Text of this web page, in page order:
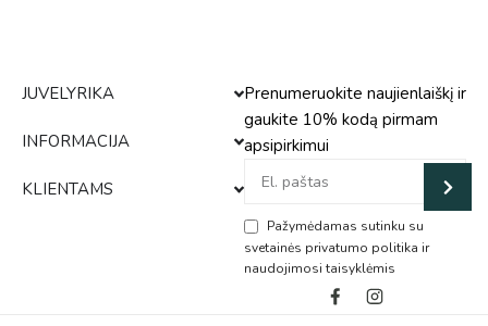
JUVELYRIKA
INFORMACIJA
KLIENTAMS
Prenumeruokite naujienlaiškį ir
gaukite 10% kodą pirmam
apsipirkimui
Pažymėdamas sutinku su
svetainės privatumo politika ir
naudojimosi taisyklėmis
Alternative: